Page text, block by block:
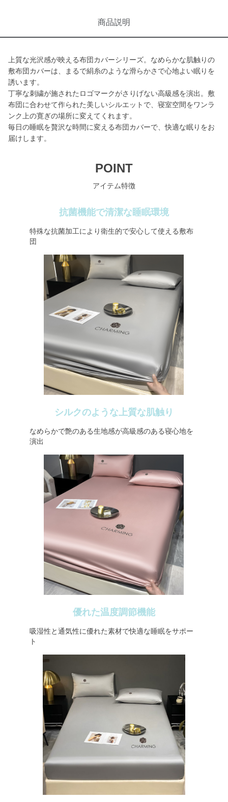
商品説明
上質な光沢感が映える布団カバーシリーズ。なめらかな肌触りの
敷布団カバーは、まるで絹糸のような滑らかさで心地よい眠りを
誘います。
丁寧な刺繍が施されたロゴマークがさりげない高級感を演出。敷
布団に合わせて作られた美しいシルエットで、寝室空間をワンラ
ンク上の寛ぎの場所に変えてくれます。
毎日の睡眠を贅沢な時間に変える布団カバーで、快適な眠りをお
届けします。
POINT
アイテム特徴
抗菌機能で清潔な睡眠環境
特殊な抗菌加工により衛生的で安心して使える敷布
団
シルクのような上質な肌触り
なめらかで艶のある生地感が高級感のある寝心地を
演出
優れた温度調節機能
吸湿性と通気性に優れた素材で快適な睡眠をサポー
ト